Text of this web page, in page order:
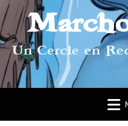
Un Cercle en